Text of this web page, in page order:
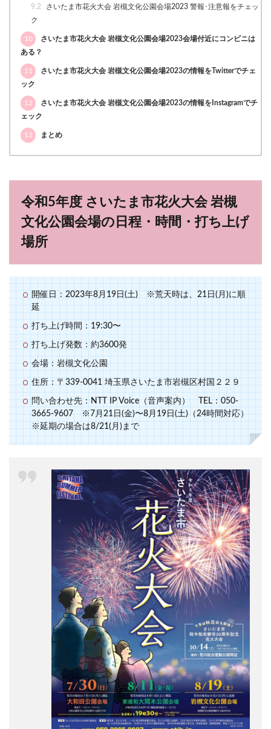
9.2
さいたま市花火大会 岩槻文化公園会場2023 警報･注意報をチェッ
ク
10
さいたま市花火大会 岩槻文化公園会場2023会場付近にコンビニは
ある？
11
さいたま市花火大会 岩槻文化公園会場2023の情報をTwitterでチェ
ック
12
さいたま市花火大会 岩槻文化公園会場2023の情報をInstagramでチ
ェック
13 まとめ
令和5年度 さいたま市花火大会 岩槻
文化公園会場の日程・時間・打ち上げ
場所
開催日：2023年8月19日(土) ※荒天時は、21日(月)に順
延
打ち上げ時間：19:30〜
打ち上げ発数：約3600発
会場：岩槻文化公園
住所：〒339-0041 埼玉県さいたま市岩槻区村国２２９
問い合わせ先：NTT IP Voice（音声案内） TEL：050-
3665-9607 ※7月21日(金)〜8月19日(土)（24時間対応）
※延期の場合は8/21(月)まで